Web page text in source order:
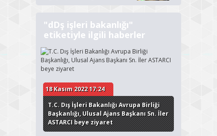
"dDş işleri bakanlığı"
etiketiyle ilgili haberler
18 Kasım 2022 17:24
T.C. Dış İşleri Bakanlığı Avrupa Birliği
Başkanlığı, Ulusal Ajans Başkanı Sn. İler
ASTARCI beye ziyaret